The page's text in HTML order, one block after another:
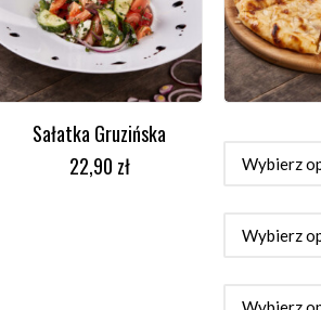
DODAJ DO KOSZYKA
Sałatka Gruzińska
22,90 zł